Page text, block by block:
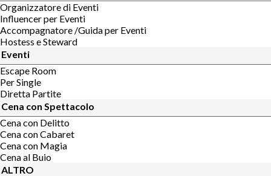
Organizzatore di Eventi
Influencer per Eventi
Accompagnatore /Guida per Eventi
Hostess e Steward
Eventi
Escape Room
Per Single
Diretta Partite
Cena con Spettacolo
Cena con Delitto
Cena con Cabaret
Cena con Magia
Cena al Buio
ALTRO